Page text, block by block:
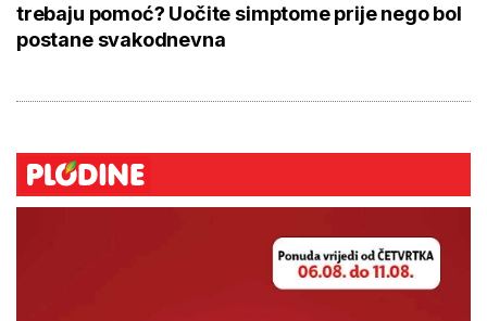
trebaju pomoć? Uočite simptome prije nego bol
postane svakodnevna